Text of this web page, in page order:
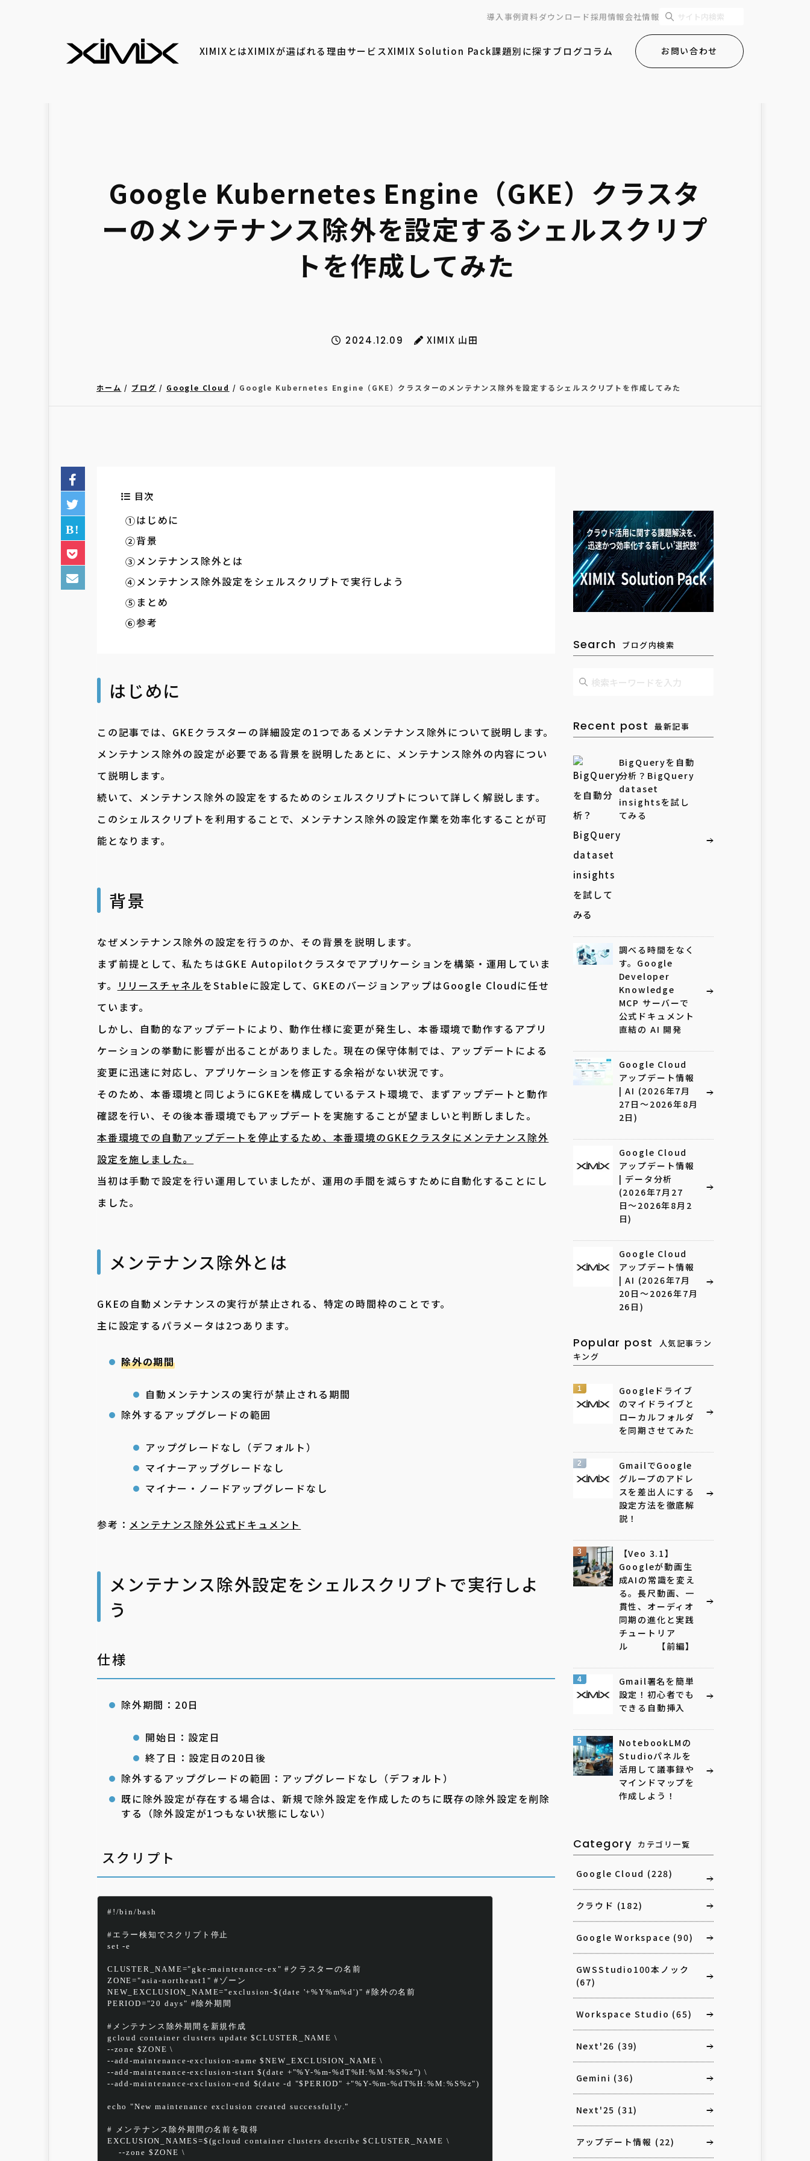
導入事例資料ダウンロード採用情報会社情報
XIMIXとはXIMIXが選ばれる理由サービスXIMIX Solution Pack課題別に探すブログコラム お問い合わせ
Google Kubernetes Engine（GKE）クラスタ
ーのメンテナンス除外を設定するシェルスクリプ
トを作成してみた
2024.12.09 XIMIX 山田
ホーム ブログ Google Cloud Google Kubernetes Engine（GKE）クラスターのメンテナンス除外を設定するシェルスクリプトを作成してみた
目次
はじめに
背景
メンテナンス除外とは
メンテナンス除外設定をシェルスクリプトで実行しよう
まとめ
参考
はじめに
この記事では、GKEクラスターの詳細設定の1つであるメンテナンス除外について説明します。
メンテナンス除外の設定が必要である背景を説明したあとに、メンテナンス除外の内容につい
て説明します。
続いて、メンテナンス除外の設定をするためのシェルスクリプトについて詳しく解説します。
このシェルスクリプトを利用することで、メンテナンス除外の設定作業を効率化することが可
能となります。
背景
なぜメンテナンス除外の設定を行うのか、その背景を説明します。
まず前提として、私たちはGKE Autopilotクラスタでアプリケーションを構築・運用していま
す。
リリースチャネルをStableに設定して、GKEのバージョンアップはGoogle Cloudに任せ
ています。
しかし、自動的なアップデートにより、動作仕様に変更が発生し、本番環境で動作するアプリ
ケーションの挙動に影響が出ることがありました。現在の保守体制では、アップデートによる
変更に迅速に対応し、アプリケーションを修正する余裕がない状況です。
そのため、本番環境と同じようにGKEを構成しているテスト環境で、まずアップデートと動作
確認を行い、その後本番環境でもアップデートを実施することが望ましいと判断しました。
本番環境での自動アップデートを停止するため、本番環境のGKEクラスタにメンテナンス除外
設定を施しました。
当初は手動で設定を行い運用していましたが、運用の手間を減らすために自動化することにし
ました。
メンテナンス除外とは
GKEの自動メンテナンスの実行が禁止される、特定の時間枠のことです。
主に設定するパラメータは2つあります。
除外の期間
自動メンテナンスの実行が禁止される期間
除外するアップグレードの範囲
アップグレードなし（デフォルト）
マイナーアップグレードなし
マイナー・ノードアップグレードなし
参考： メンテナンス除外公式ドキュメント
メンテナンス除外設定をシェルスクリプトで実行しよ
う
仕様
除外期間：20日
開始日：設定日
終了日：設定日の20日後
除外するアップグレードの範囲：アップグレードなし（デフォルト）
既に除外設定が存在する場合は、新規で除外設定を作成したのちに既存の除外設定を削除
する（除外設定が1つもない状態にしない）
スクリプト
#!/bin/bash
#エラー検知でスクリプト停止
set -e
CLUSTER_NAME="gke-maintenance-ex" #クラスターの名前
ZONE="asia-northeast1" #ゾーン
NEW_EXCLUSION_NAME="exclusion-$(date '+%Y%m%d')" #除外の名前
PERIOD="20 days" #除外期間
#メンテナンス除外期間を新規作成
gcloud container clusters update $CLUSTER_NAME \
--zone $ZONE \
--add-maintenance-exclusion-name $NEW_EXCLUSION_NAME \
--add-maintenance-exclusion-start $(date +"%Y-%m-%dT%H:%M:%S%z") \
--add-maintenance-exclusion-end $(date -d "$PERIOD" +"%Y-%m-%dT%H:%M:%S%z")
echo "New maintenance exclusion created successfully."
# メンテナンス除外期間の名前を取得
EXCLUSION_NAMES=$(gcloud container clusters describe $CLUSTER_NAME \
--zone $ZONE \
Search ブログ内検索
Recent post 最新記事
BigQueryを自動
分析？BigQuery
dataset
insightsを試し
てみる
調べる時間をなく
す。Google
Developer
Knowledge
MCP サーバーで
公式ドキュメント
直結の AI 開発
Google Cloud
アップデート情報
| AI (2026年7月
27日〜2026年8月
2日)
Google Cloud
アップデート情報
| データ分析
(2026年7月27
日〜2026年8月2
日)
Google Cloud
アップデート情報
| AI (2026年7月
20日〜2026年7月
26日)
Popular post
人気記事ラン
キング
1
Googleドライブ
のマイドライブと
ローカルフォルダ
を同期させてみた
2
GmailでGoogle
グループのアドレ
スを差出人にする
設定方法を徹底解
説！
3
【Veo 3.1】
Googleが動画生
成AIの常識を変え
る。長尺動画、一
貫性、オーディオ
同期の進化と実践
チュートリア
ル 【前編】
4
Gmail署名を簡単
設定！初心者でも
できる自動挿入
5
NotebookLMの
Studioパネルを
活用して議事録や
マインドマップを
作成しよう！
Category カテゴリ一覧
Google Cloud (228)
クラウド (182)
Google Workspace (90)
GWSStudio100本ノック
(67)
Workspace Studio (65)
Next'26 (39)
Gemini (36)
Next'25 (31)
アップデート情報 (22)